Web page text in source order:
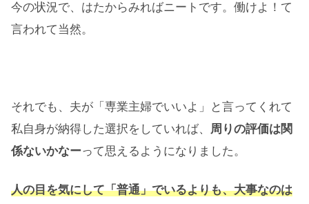
今の状況で、はたからみればニートです。働けよ！て
言われて当然。
それでも、夫が「専業主婦でいいよ」と言ってくれて
私自身が納得した選択をしていれば、
周りの評価は関
係ないかなーって思えるようになりました。
人の目を気にして「普通」でいるよりも、大事なのは